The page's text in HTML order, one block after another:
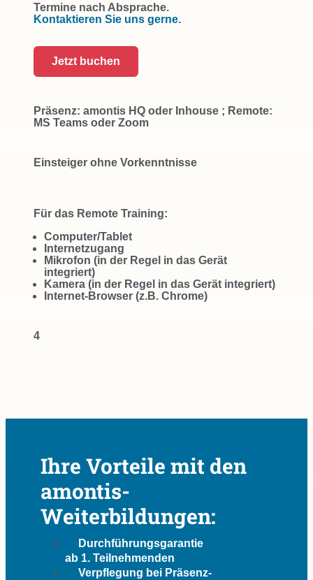
Termine nach Absprache.
Kontaktieren Sie uns gerne.
Jetzt buchen
Präsenz: amontis HQ oder Inhouse ; Remote:
MS Teams oder Zoom
Einsteiger ohne Vorkenntnisse
Für das Remote Training:
Computer/Tablet
Internetzugang
Mikrofon (in der Regel in das Gerät
integriert)
Kamera (in der Regel in das Gerät integriert)
Internet-Browser (z.B. Chrome)
4
Ihre Vorteile mit den
amontis-
Weiterbildungen:
Durchführungsgarantie
ab 1. Teilnehmenden
Verpflegung bei Präsenz-